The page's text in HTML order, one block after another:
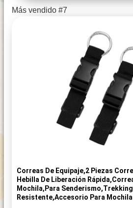
Más vendido #7
Correas De Equipaje,2 Piezas
Hebilla De Liberación
Mochila,para
Resistente,Accesorio Para